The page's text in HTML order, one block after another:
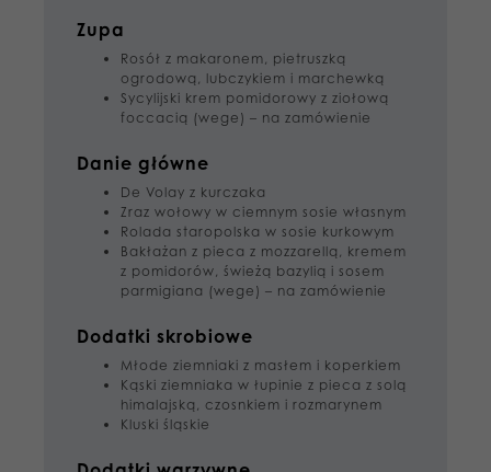
Zupa
Rosół z makaronem, pietruszką
ogrodową, lubczykiem i marchewką
Sycylijski krem pomidorowy z ziołową
foccacią (wege) – na zamówienie
Danie główne
De Volay z kurczaka
Zraz wołowy w ciemnym sosie własnym
Rolada staropolska w sosie kurkowym
Bakłażan z pieca z mozzarellą, kremem
z pomidorów, świeżą bazylią i sosem
parmigiana (wege) – na zamówienie
Dodatki skrobiowe
Młode ziemniaki z masłem i koperkiem
Kąski ziemniaka w łupinie z pieca z solą
himalajską, czosnkiem i rozmarynem
Kluski śląskie